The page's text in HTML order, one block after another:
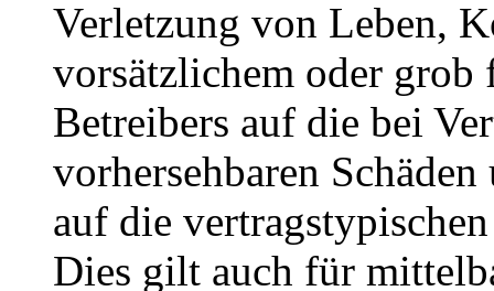
Verletzung von Leben,
vorsätzlichem oder grob
Betreibers auf die bei
vorhersehbaren
auf die
Dies gilt auch für